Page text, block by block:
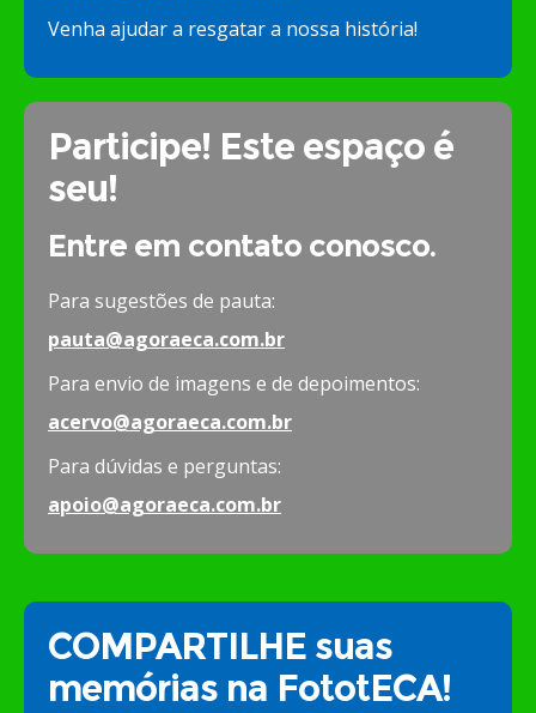
Venha ajudar a resgatar a nossa história!
Participe! Este espaço é
seu!
Entre em contato conosco.
Para sugestões de pauta:
pauta@agoraeca.com.br
Para envio de imagens e de depoimentos:
acervo@agoraeca.com.br
Para dúvidas e perguntas:
apoio@agoraeca.com.br
COMPARTILHE suas
memórias na FototECA!